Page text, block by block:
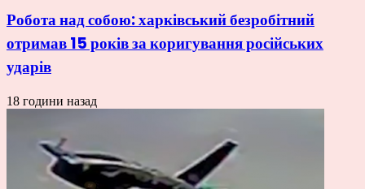
Робота над собою: харківський безробітний
отримав 15 років за коригування російських
ударів
18 години назад